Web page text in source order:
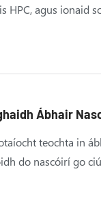
HPC, agus ionaid
thapa, fuarú pláta
Ábhair
teochta in
do nascóirí go